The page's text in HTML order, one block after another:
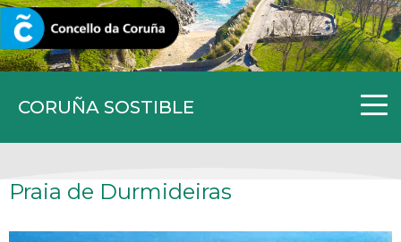
CORUÑA SOSTIBLE
CORUNA.GAL
Praia de Durmideiras